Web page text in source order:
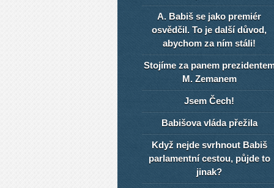
A. Babiš se jako premiér
osvědčil. To je další důvod,
abychom za ním stáli!
Stojíme za panem
M. Zemanem
Jsem Čech!
Babišova vláda přežila
Když nejde svrhnout Babiš
parlamentní cestou, půjde to
jinak?